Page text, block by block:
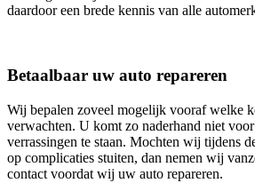
daardoor een brede kennis van alle
Betaalbaar uw auto repareren
Wij bepalen zoveel mogelijk vooraf welke
verwachten. U komt zo naderhand niet
verrassingen te staan. Mochten wij tijdens
op complicaties stuiten, dan nemen wij
contact voordat wij uw auto repareren.